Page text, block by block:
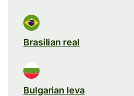
Brasilian real
Bulgarian leva